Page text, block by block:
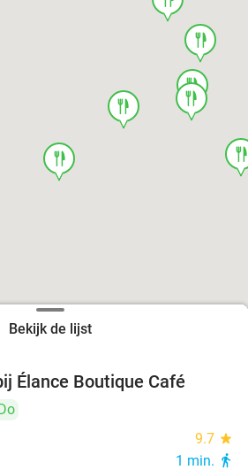
food
food
food
food
food
Bekijk de lijst
Élance Boutique Café
9.7 star
1 min. directions_walk